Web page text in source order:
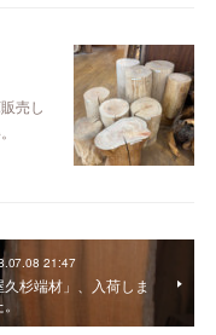
売し
21:47
久杉端材」、入荷しま